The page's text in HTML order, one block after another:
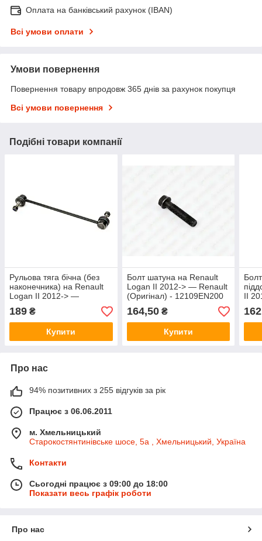
Оплата на банківський рахунок (IBAN)
Всі умови оплати
Умови повернення
Повернення товару впродовж 365 днів за рахунок покупця
Всі умови повернення
Подібні товари компанії
Рульова тяга бічна (без
наконечника) на Renault
Logan II 2012-> —
189 ₴
Купити
Болт шатуна на Renault
Logan II 2012-> — Renault
(Оригінал) - 12109EN200
164,50₴
Купити
II
162
Про нас
94% позитивних з 255 відгуків за рік
Працює з 06.06.2011
м. Хмельницький
Старокостянтинівське шосе, 5а , Хмельницький, Україна
Контакти
Сьогодні працює з 09:00 до 18:00
Показати весь графік роботи
Про нас